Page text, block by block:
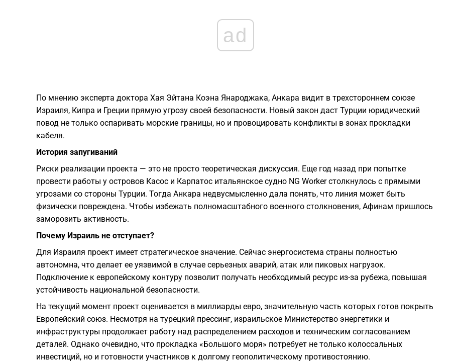
ad
​По мнению эксперта доктора Хая Эйтана Коэна Янароджака, Анкара видит в трехстороннем союзе
Израиля, Кипра и Греции прямую угрозу своей безопасности. Новый закон даст Турции юридический
повод не только оспаривать морские границы, но и провоцировать конфликты в зонах прокладки
кабеля.
История запугиваний
Риски реализации проекта — это не просто теоретическая дискуссия. Еще год назад при попытке
провести работы у островов Касос и Карпатос итальянское судно NG Worker столкнулось с прямыми
угрозами со стороны Турции. Тогда Анкара недвусмысленно дала понять, что линия может быть
физически повреждена. Чтобы избежать полномасштабного военного столкновения, Афинам пришлось
заморозить активность.
Почему Израиль не отступает?
Для Израиля проект имеет стратегическое значение. Сейчас энергосистема страны полностью
автономна, что делает ее уязвимой в случае серьезных аварий, атак или пиковых нагрузок.
Подключение к европейскому контуру позволит получать необходимый ресурс из-за рубежа, повышая
устойчивость национальной безопасности.
​На текущий момент проект оценивается в миллиарды евро, значительную часть которых готов покрыть
Европейский союз. Несмотря на турецкий прессинг, израильское Министерство энергетики и
инфраструктуры продолжает работу над распределением расходов и техническим согласованием
деталей. Однако очевидно, что прокладка «Большого моря» потребует не только колоссальных
инвестиций, но и готовности участников к долгому геополитическому противостоянию.